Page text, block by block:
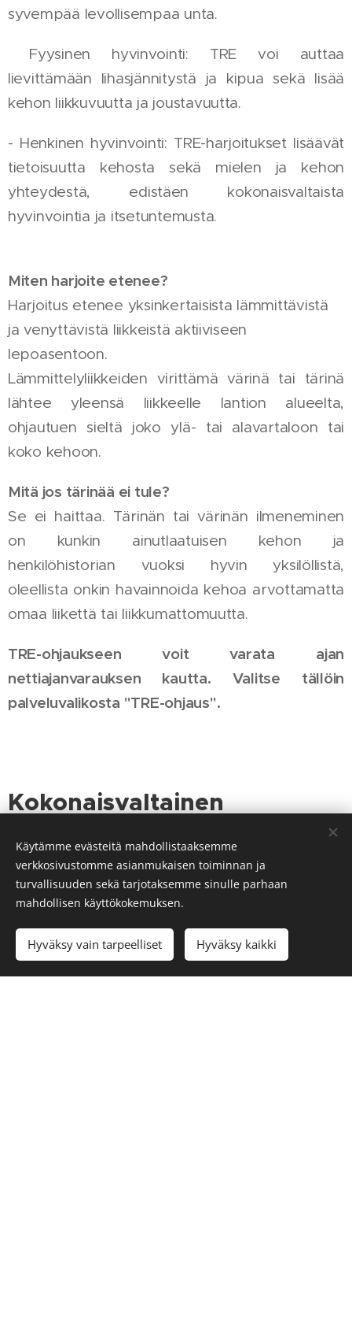
syvempää levollisempaa unta.
Fyysinen hyvinvointi: TRE voi auttaa
lievittämään lihasjännitystä ja kipua sekä lisää
kehon liikkuvuutta ja joustavuutta.
- Henkinen hyvinvointi: TRE-harjoitukset lisäävät
tietoisuutta kehosta sekä mielen ja kehon
yhteydestä, edistäen kokonaisvaltaista
hyvinvointia ja itsetuntemusta.
Miten harjoite etenee?
Harjoitus etenee yksinkertaisista lämmittävistä
ja venyttävistä liikkeistä aktiiviseen
lepoasentoon.
Lämmittelyliikkeiden virittämä värinä tai tärinä
lähtee yleensä liikkeelle lantion alueelta,
ohjautuen sieltä joko ylä- tai alavartaloon tai
koko kehoon.
Mitä jos tärinää ei tule?
Se ei haittaa. Tärinän tai värinän ilmeneminen
on kunkin ainutlaatuisen kehon ja
henkilöhistorian vuoksi hyvin yksilöllistä,
oleellista onkin havainnoida kehoa arvottamatta
omaa liikettä tai liikkumattomuutta.
TRE-ohjaukseen voit varata ajan
nettiajanvarauksen kautta. Valitse tällöin
palveluvalikosta "TRE-ohjaus".
Kokonaisvaltainen
Kokonaisvaltaisessa rentoutusohjauksessa
tavoitteena on, että asiakas saa ymmärrystä
siitä, miten stressi vaikuttaa kehoon, miten
stressiä ja uupumusta voi ehkäistä, ja miten
vahvistaa palautumista omassa arjessaan.
Käytämme evästeitä mahdollistaaksemme
verkkosivustomme asianmukaisen toiminnan ja
turvallisuuden sekä tarjotaksemme sinulle parhaan
mahdollisen käyttökokemuksen.
Hyväksy vain tarpeelliset Hyväksy kaikki